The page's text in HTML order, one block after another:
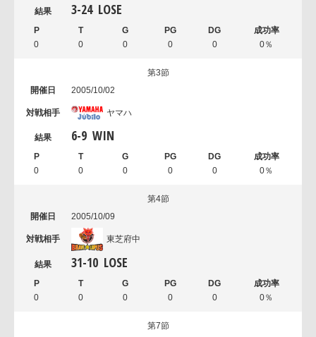
3-24 LOSE
0 0 0 0 0 0％
第3節
2005/10/02
ヤマハ
6-9 WIN
0 0 0 0 0 0％
第4節
2005/10/09
東芝府中
31-10 LOSE
0 0 0 0 0 0％
第7節